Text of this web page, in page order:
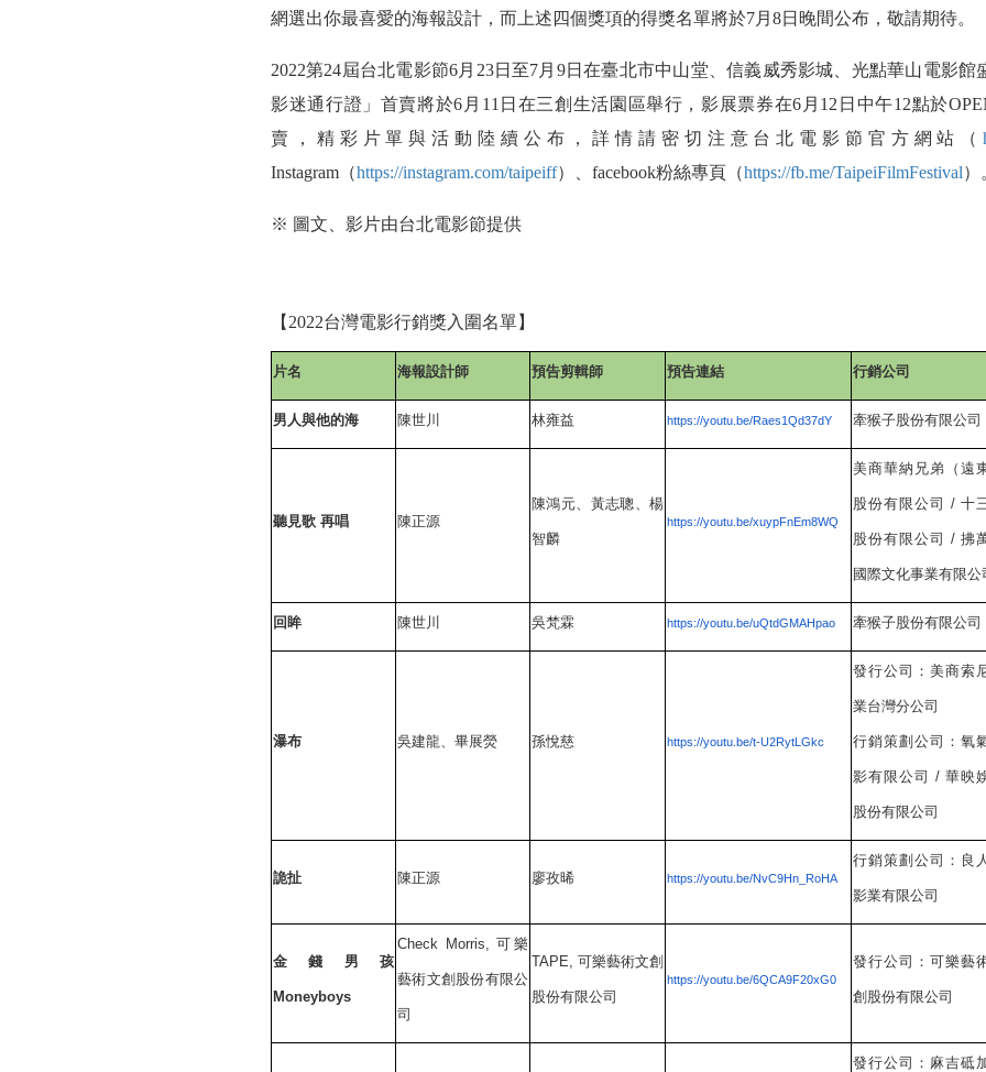
網選出你最喜愛的海報設計，而上述四個獎項的得獎名單將於7月 8日晚間公布，敬請期待。
2022第24屆台北電影節6月 23日至7月 9日在臺北市中山堂、信義威秀影城、光點華山電影館
影迷通行證」首賣將於6 月 11 日在三創生活園區舉行，影展票券在6 月 12 日中午12點於
賣，精彩片單與活動陸續公布，詳情請密切注意台北電影節官方網站（
Instagram （https://instagram.com/taipeiff）、 facebook粉絲專頁（https://fb.me/TaipeiFilmFestival）
※ 圖文、影片由台北電影節提供
【 2022台灣電影行銷獎入圍名單】
片名 海報設計師 預告剪輯師 預告連結 行銷公司
男人與他的海 陳世川 林雍益 https://youtu.be/Raes1Qd37dY 牽猴子股份有限公司
聽見歌 再唱 陳正源
陳鴻元、黃志聰、楊
智麟
https://youtu.be/xuypFnEm8WQ
美商華納兄弟（遠東
股份有限公司 / 十
股份有限公司 / 拂
國際文化事業有限公
回眸 陳世川 吳梵霖 https://youtu.be/uQtdGMAHpao 牽猴子股份有限公司
瀑布 吳建龍、畢展熒 孫悅慈 https://youtu.be/t-U2RytLGkc
發行公司：美商索
業台灣分公司
行銷策劃公司：氧
影有限公司 / 華映
股份有限公司
詭扯 陳正源 廖孜晞 https://youtu.be/NvC9Hn_RoHA
行銷策劃公司：良
影業有限公司
金錢男孩
Moneyboys
Check Morris,可樂
藝術文創股份有限公
司
TAPE, 可樂藝術文創
股份有限公司
https://youtu.be/6QCA9F20xG0
發行公司：可樂藝
創股份有限公司
發行公司：麻吉砥